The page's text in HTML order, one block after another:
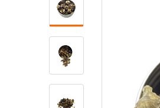
Ювелирные